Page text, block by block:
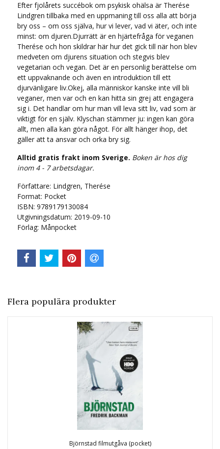
Efter fjolårets succébok om psykisk ohälsa är Therése
Lindgren tillbaka med en uppmaning till oss alla att börja
bry oss – om oss själva, hur vi lever, vad vi äter, och inte
minst: om djuren.Djurrätt är en hjärtefråga för veganen
Therése och hon skildrar här hur det gick till när hon blev
medveten om djurens situation och stegvis blev
vegetarian och vegan. Det är en personlig berättelse om
ett uppvaknande och även en introduktion till ett
djurvänligare liv.Okej, alla människor kanske inte vill bli
veganer, men var och en kan hitta sin grej att engagera
sig i. Det handlar om hur man vill leva sitt liv, vad som är
viktigt för en själv. Klyschan stämmer ju: ingen kan göra
allt, men alla kan göra något. För allt hänger ihop, det
gäller att ta ansvar och orka bry sig.
Alltid gratis frakt inom Sverige. Boken är hos dig
inom 4 - 7 arbetsdagar.
Författare: Lindgren, Therése
Format: Pocket
ISBN: 9789179130084
Utgivningsdatum: 2019-09-10
Förlag: Månpocket
Flera populära produkter
Björnstad filmutgåva (pocket)